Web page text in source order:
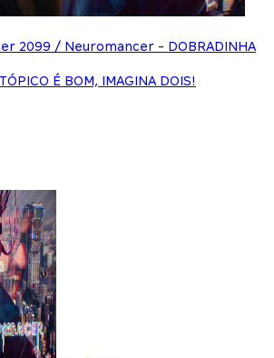
2099 / Neuromancer - DOBRADINHA
É BOM, IMAGINA DOIS!